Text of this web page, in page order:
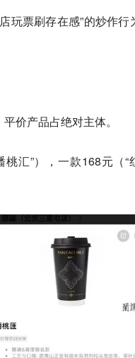
玩票刷存在感”的炒作行
价产品占绝对主体。
汇”），一款168元（“